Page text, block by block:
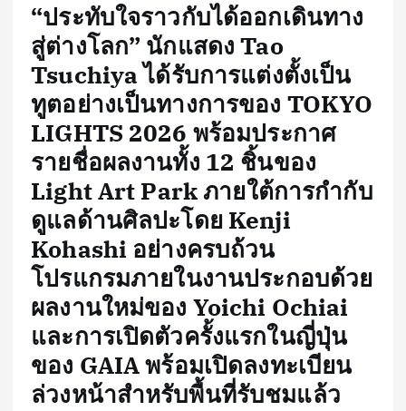
“ประทับใจราวกับได้ออกเดินทาง
สู่ต่างโลก” นักแสดง Tao
Tsuchiya ได้รับการแต่งตั้งเป็น
ทูตอย่างเป็นทางการของ TOKYO
LIGHTS 2026 พร้อมประกาศ
รายชื่อผลงานทั้ง 12 ชิ้นของ
Light Art Park ภายใต้การกำกับ
ดูแลด้านศิลปะโดย Kenji
Kohashi อย่างครบถ้วน
โปรแกรมภายในงานประกอบด้วย
ผลงานใหม่ของ Yoichi Ochiai
และการเปิดตัวครั้งแรกในญี่ปุ่น
ของ GAIA พร้อมเปิดลงทะเบียน
ล่วงหน้าสำหรับพื้นที่รับชมแล้ว